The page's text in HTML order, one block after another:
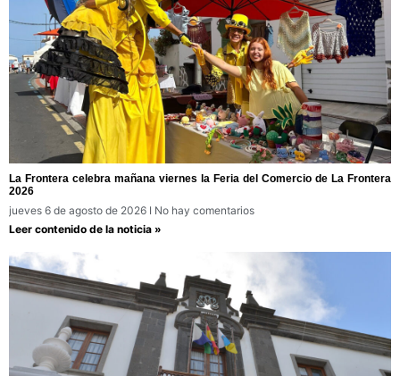
La Frontera celebra mañana viernes la Feria del Comercio de La Frontera
2026
jueves 6 de agosto de 2026
No hay comentarios
Leer contenido de la noticia »